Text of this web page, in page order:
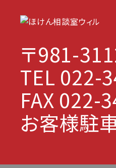
〒981-
TEL 022-
FAX 022-
お客様駐